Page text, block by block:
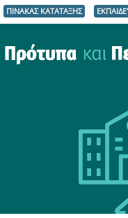
ΕΞ ΑΠΟΣΤΑΣΕΩΣ
ΠΙΝΑΚΑΣ ΚΑΤΑΤΑΞΗΣ